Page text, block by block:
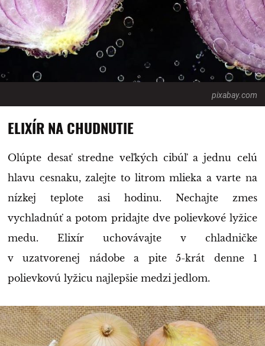
pixabay.com
ELIXÍR NA CHUDNUTIE
Olúpte desať stredne veľkých cibúľ a jednu celú
hlavu cesnaku, zalejte to litrom mlieka a varte na
nízkej teplote asi hodinu. Nechajte zmes
vychladnúť a potom pridajte dve polievkové lyžice
medu. Elixír uchovávajte v chladničke
v uzatvorenej nádobe a pite 5-krát denne 1
polievkovú lyžicu najlepšie medzi jedlom.